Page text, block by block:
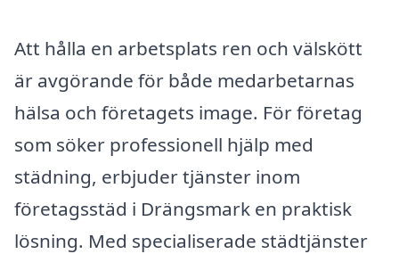
Att hålla en arbetsplats ren och välskött
är avgörande för både medarbetarnas
hälsa och företagets image. För företag
som söker professionell hjälp med
städning, erbjuder tjänster inom
företagsstäd i Drängsmark en praktisk
lösning. Med specialiserade städtjänster